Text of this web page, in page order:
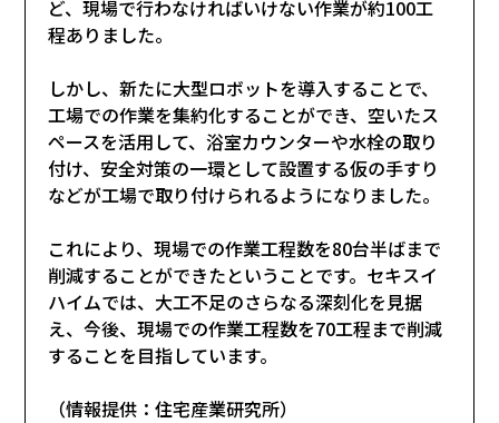
ど、現場で行わなければいけない作業が約100工
程ありました。
しかし、新たに大型ロボットを導入することで、
工場での作業を集約化することができ、空いたス
ペースを活用して、浴室カウンターや水栓の取り
付け、安全対策の一環として設置する仮の手すり
などが工場で取り付けられるようになりました。
これにより、現場での作業工程数を80台半ばまで
削減することができたということです。セキスイ
ハイムでは、大工不足のさらなる深刻化を見据
え、今後、現場での作業工程数を70工程まで削減
することを目指しています。
（情報提供：住宅産業研究所）